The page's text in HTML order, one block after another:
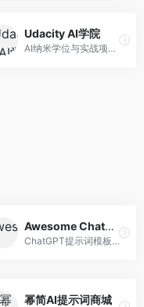
Udacity AI学院
AI纳米学位与实战项目平台，专注于职业导向学习。面向AI从业者，提供机器学习、深度学习、计算机视觉等纳米学位，项目实战性强。
Awesome ChatGPT Prompts
ChatGPT提示词模板库，专注于实用提示词收集。面向ChatGPT用户，提供提示词模板、使用场景、效果展示等资源，模板实用性强。
幂简AI提示词商城